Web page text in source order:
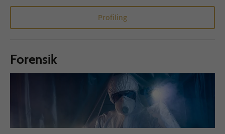
Profiling
Forensik